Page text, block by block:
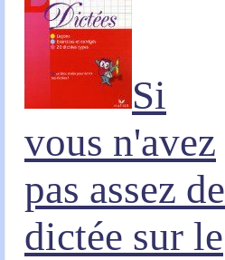
Si
vous n'avez
pas assez de
dictée sur le